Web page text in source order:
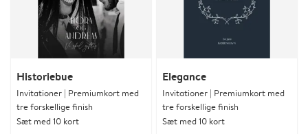
Historiebue
Invitationer | Premiumkort med
tre forskellige finish
Sæt med 10 kort
Elegance
Invitationer | Premiumkort med
tre forskellige finish
Sæt med 10 kort